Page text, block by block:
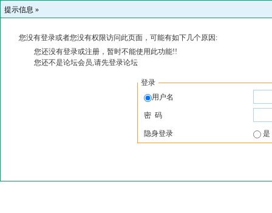
提示信息 »
您没有登录或者您没有权限访问此页面，可能有如下几个原因:
您还没有登录或注册，暂时不能使用此功能!!
您还不是论坛会员,请先登录论坛
登录
用户名
密 码
隐身登录